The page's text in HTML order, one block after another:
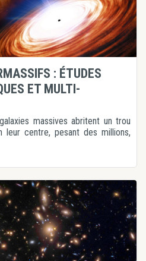
: ÉTUDES
ET MULTI-
massives abritent un trou
leur centre, pesant des millions,